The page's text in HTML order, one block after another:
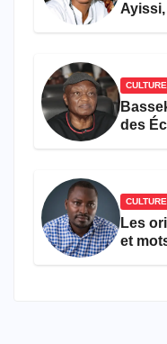
CULTURE
des
CULTURE
Les
et